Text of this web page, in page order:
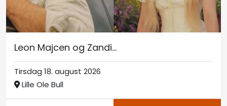
Leon Majcen og Zandi...
Tirsdag 18. august 2026
Lille Ole Bull